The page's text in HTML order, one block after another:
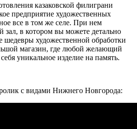
казаковской филиграни
предприятие художественных
все в том же селе. При нем
зал, в котором вы можете детально
шедевры художественной обработки
магазин, где любой желающий
уникальное изделие на память.
с видами Нижнего Новгорода: